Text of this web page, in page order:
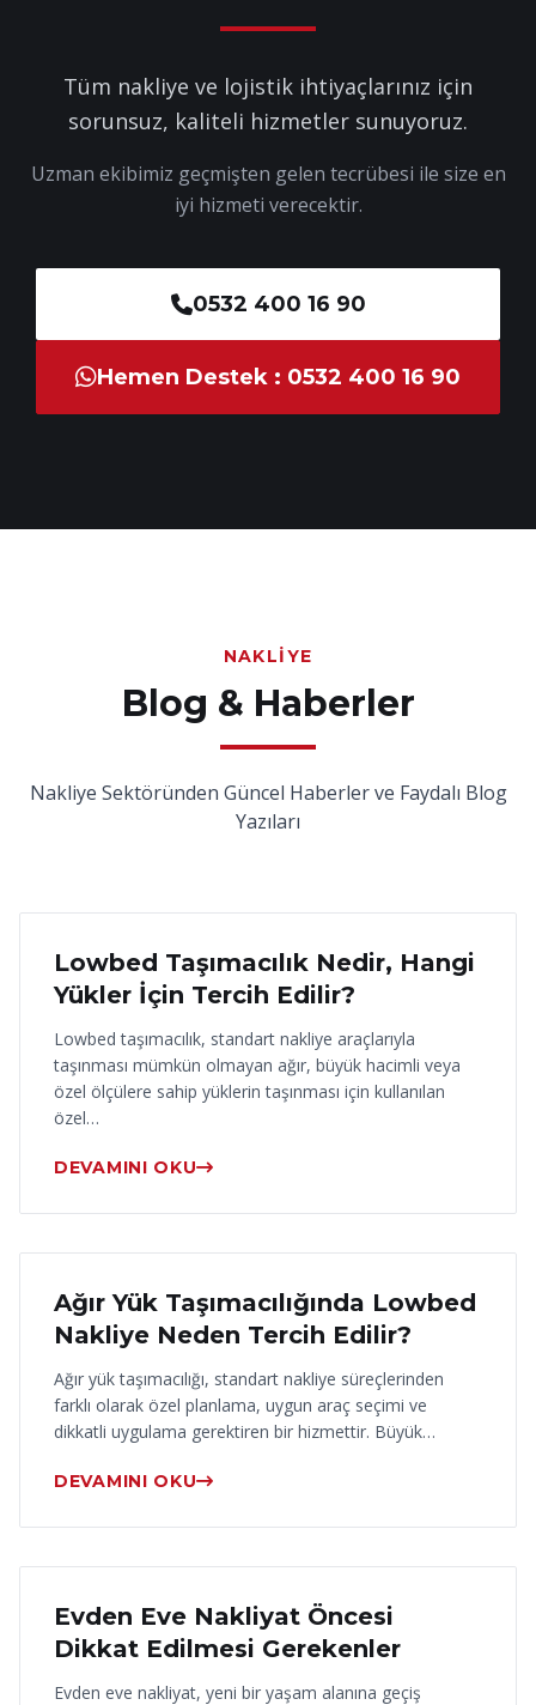
Tüm nakliye ve lojistik ihtiyaçlarınız için
sorunsuz, kaliteli hizmetler sunuyoruz.
Uzman ekibimiz geçmişten gelen tecrübesi ile size en
iyi hizmeti verecektir.
0532 400 16 90
Hemen Destek : 0532 400 16 90
NAKLIYE
Blog & Haberler
Nakliye Sektöründen Güncel Haberler ve Faydalı Blog
Yazıları
18 Haziran 2026
Lowbed Taşımacılık Nedir, Hangi
Yükler İçin Tercih Edilir?
Lowbed taşımacılık, standart nakliye araçlarıyla
taşınması mümkün olmayan ağır, büyük hacimli veya
özel ölçülere sahip yüklerin taşınması için kullanılan
özel…
DEVAMINI OKU
17 Haziran 2026
Ağır Yük Taşımacılığında Lowbed
Nakliye Neden Tercih Edilir?
Ağır yük taşımacılığı, standart nakliye süreçlerinden
farklı olarak özel planlama, uygun araç seçimi ve
dikkatli uygulama gerektiren bir hizmettir. Büyük…
DEVAMINI OKU
16 Haziran 2026
Evden Eve Nakliyat Öncesi
Dikkat Edilmesi Gerekenler
Evden eve nakliyat, yeni bir yaşam alanına geçiş